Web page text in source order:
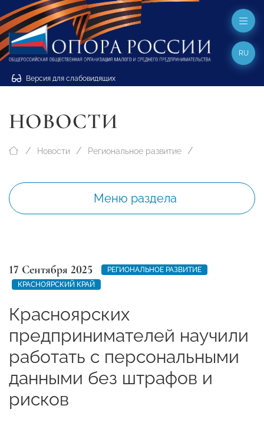
Версия для слабовидящих
RU
НОВОСТИ
Новости Региональное развитие
Меню раздела
17 Сентября 2025
РЕГИОНАЛЬНОЕ РАЗВИТИЕ
КРАСНОЯРСКИЙ КРАЙ
Красноярских
предпринимателей научили
работать с персональными
данными без штрафов и
рисков